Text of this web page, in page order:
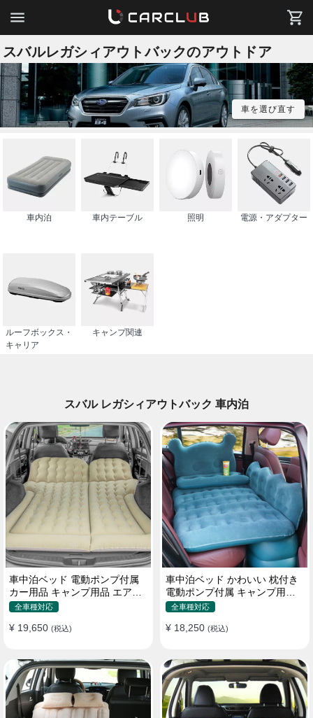
スバルレガシィアウトバックのアウトドア
車を選び直す
車内泊 車内テーブル 照明 電源・アダプター
ルーフボックス・
キャリア
キャンプ関連
スバル レガシィアウトバック 車内泊
車中泊ベッド 電動ポンプ付属
カー用品 キャンプ用品 エアー
ベッド SUV車 普通車適用
全車種対応
¥ 19,650 (税込)
車中泊ベッド かわいい 枕付き
電動ポンプ付属 キャンプ用品
全車種対応
¥ 18,250 (税込)